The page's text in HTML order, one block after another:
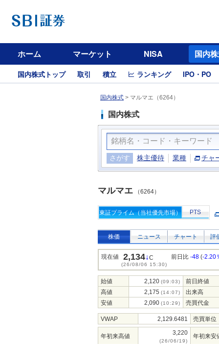
ホーム マーケット NISA 国内
国内株式トップ 取引 積立 ランキング IPO・PO
国内株式 > マルマエ（6264）
国内株式
さがす 株主優待 業種 チャ
マルマエ （6264）
東証プライム（当社優先市場） PTS
株価 ニュース チャート 評
現在値 2,134↓C
(26/08/06 15:30)
前日比 -48 (-2.20
始値 2,120 (09:03)
前日終値
高値
2,175 (14:07)
出来高
安値
2,090 (10:29) 売買代金
VWAP 2,129.6481 売買単位
年初来高値 3,220
(26/06/19)
年初来安